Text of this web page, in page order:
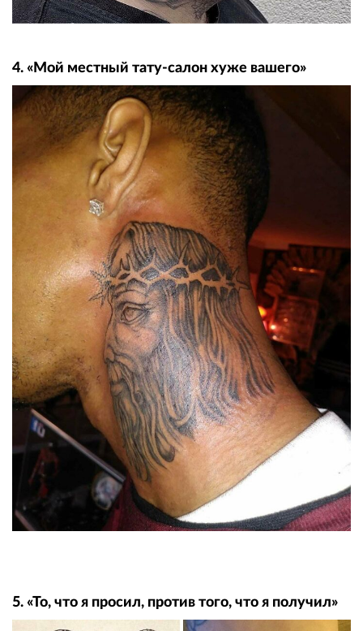
4. «Мой местный тату-салон хуже вашего»
5. «То, что я просил, против того, что я получил»